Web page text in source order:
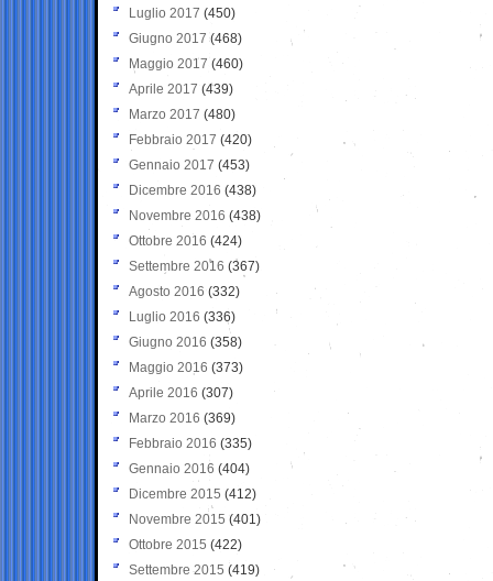
Luglio 2017 (450)
Giugno 2017 (468)
Maggio 2017 (460)
Aprile 2017 (439)
Marzo 2017 (480)
Febbraio 2017 (420)
Gennaio 2017 (453)
Dicembre 2016 (438)
Novembre 2016 (438)
Ottobre 2016 (424)
Settembre 2016 (367)
Agosto 2016 (332)
Luglio 2016 (336)
Giugno 2016 (358)
Maggio 2016 (373)
Aprile 2016 (307)
Marzo 2016 (369)
Febbraio 2016 (335)
Gennaio 2016 (404)
Dicembre 2015 (412)
Novembre 2015 (401)
Ottobre 2015 (422)
Settembre 2015 (419)